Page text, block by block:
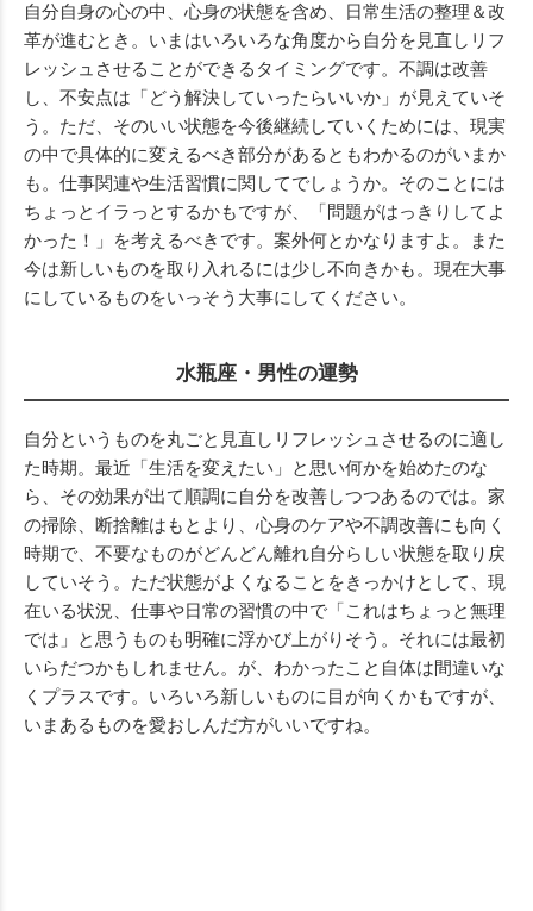
自分自身の心の中、心身の状態を含め、日常生活の整理＆改
革が進むとき。いまはいろいろな角度から自分を見直しリフ
レッシュさせることができるタイミングです。不調は改善
し、不安点は「どう解決していったらいいか」が見えていそ
う。ただ、そのいい状態を今後継続していくためには、現実
の中で具体的に変えるべき部分があるともわかるのがいまか
も。仕事関連や生活習慣に関してでしょうか。そのことには
ちょっとイラっとするかもですが、「問題がはっきりしてよ
かった！」を考えるべきです。案外何とかなりますよ。また
今は新しいものを取り入れるには少し不向きかも。現在大事
にしているものをいっそう大事にしてください。
水瓶座・男性の運勢
自分というものを丸ごと見直しリフレッシュさせるのに適し
た時期。最近「生活を変えたい」と思い何かを始めたのな
ら、その効果が出て順調に自分を改善しつつあるのでは。家
の掃除、断捨離はもとより、心身のケアや不調改善にも向く
時期で、不要なものがどんどん離れ自分らしい状態を取り戻
していそう。ただ状態がよくなることをきっかけとして、現
在いる状況、仕事や日常の習慣の中で「これはちょっと無理
では」と思うものも明確に浮かび上がりそう。それには最初
いらだつかもしれません。が、わかったこと自体は間違いな
くプラスです。いろいろ新しいものに目が向くかもですが、
いまあるものを愛おしんだ方がいいですね。